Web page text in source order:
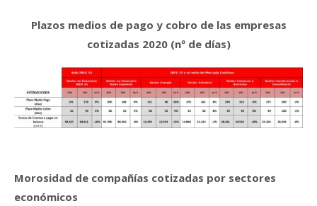
Plazos medios de pago y cobro de las empresas
cotizadas 2020 (nº de días)
Morosidad de compañías cotizadas por sectores
económicos